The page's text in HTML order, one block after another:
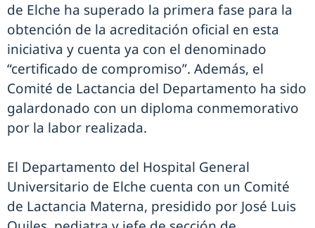
de Elche ha superado la primera fase para la
obtención de la acreditación oficial en esta
iniciativa y cuenta ya con el denominado
“certificado de compromiso”. Además, el
Comité de Lactancia del Departamento ha sido
galardonado con un diploma conmemorativo
por la labor realizada.
El Departamento del Hospital General
Universitario de Elche cuenta con un Comité
de Lactancia Materna, presidido por José Luis